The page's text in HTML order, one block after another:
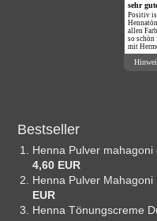
sehr
Positiv
allen
so schön
mit
sondern
Bestseller
Henna Pulver
4,60 EUR
Henna Pulver
EUR
Henna Tönungscreme